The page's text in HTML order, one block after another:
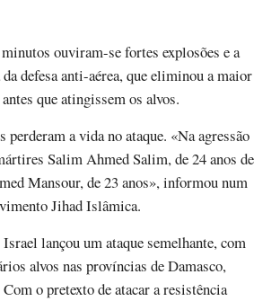
ouviram-se fortes explosões e a
defesa anti-aérea, que eliminou a maior
que atingissem os alvos.
a vida no ataque. «Na agressão
Salim Ahmed Salim, de 24 anos de
Mansour, de 23 anos», informou num
Jihad Islâmica.
lançou um ataque semelhante, com
alvos nas províncias de Damasco,
o pretexto de atacar a resistência